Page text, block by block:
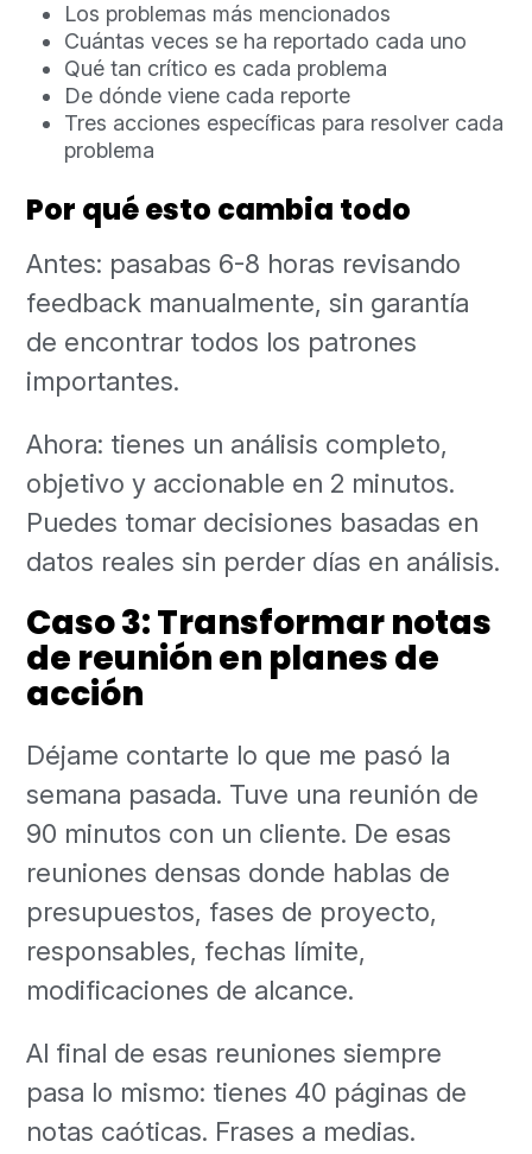
Los problemas más mencionados
Cuántas veces se ha reportado cada uno
Qué tan crítico es cada problema
De dónde viene cada reporte
Tres acciones específicas para resolver cada
problema
Por qué esto cambia todo
Antes: pasabas 6-8 horas revisando
feedback manualmente, sin garantía
de encontrar todos los patrones
importantes.
Ahora: tienes un análisis completo,
objetivo y accionable en 2 minutos.
Puedes tomar decisiones basadas en
datos reales sin perder días en análisis.
Caso 3: Transformar notas
de reunión en planes de
acción
Déjame contarte lo que me pasó la
semana pasada. Tuve una reunión de
90 minutos con un cliente. De esas
reuniones densas donde hablas de
presupuestos, fases de proyecto,
responsables, fechas límite,
modificaciones de alcance.
Al final de esas reuniones siempre
pasa lo mismo: tienes 40 páginas de
notas caóticas. Frases a medias.